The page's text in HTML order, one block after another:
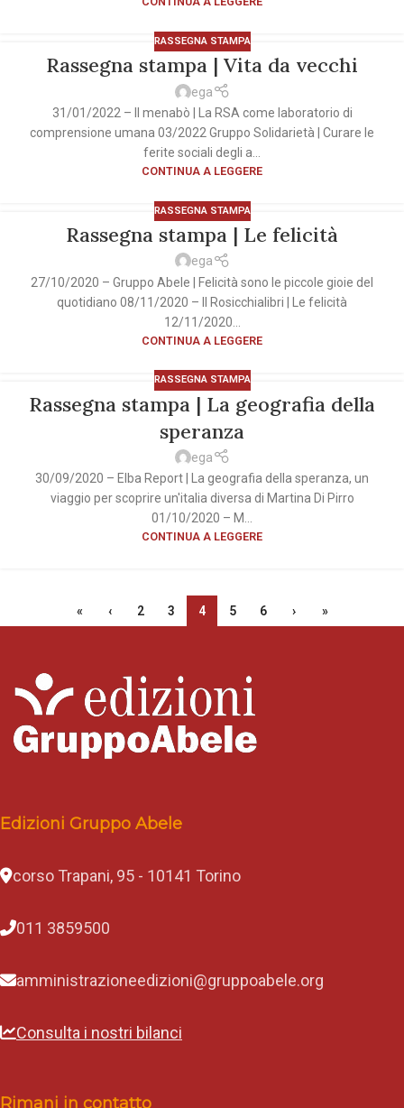
RASSEGNA STAMPA
Rassegna stampa | Vita da vecchi
ega
31/01/2022 – Il menabò | La RSA come laboratorio di
comprensione umana 03/2022 Gruppo Solidarietà | Curare le
ferite sociali degli a...
CONTINUA A LEGGERE
RASSEGNA STAMPA
Rassegna stampa | Le felicità
ega
27/10/2020 – Gruppo Abele | Felicità sono le piccole gioie del
quotidiano 08/11/2020 – Il Rosicchialibri | Le felicità
12/11/2020...
CONTINUA A LEGGERE
RASSEGNA STAMPA
Rassegna stampa | La geografia della
speranza
ega
30/09/2020 – Elba Report | La geografia della speranza, un
viaggio per scoprire un'italia diversa di Martina Di Pirro
01/10/2020 – M...
CONTINUA A LEGGERE
« ‹ 2 3 4 5 6 › »
Edizioni Gruppo Abele
corso Trapani, 95 - 10141 Torino
011 3859500
amministrazioneedizioni@gruppoabele.org
Consulta i nostri bilanci
Rimani in contatto